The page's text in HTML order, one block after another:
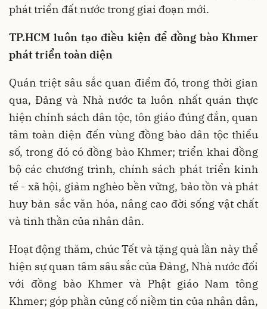
phát triển đất nước trong giai đoạn mới.
TP.HCM luôn tạo điều kiện để đồng bào Khmer
phát triển toàn diện
Quán triệt sâu sắc quan điểm đó, trong thời gian
qua, Đảng và Nhà nước ta luôn nhất quán thực
hiện chính sách dân tộc, tôn giáo đúng đắn, quan
tâm toàn diện đến vùng đồng bào dân tộc thiểu
số, trong đó có đồng bào Khmer; triển khai đồng
bộ các chương trình, chính sách phát triển kinh
tế - xã hội, giảm nghèo bền vững, bảo tồn và phát
huy bản sắc văn hóa, nâng cao đời sống vật chất
và tinh thần của nhân dân.
Hoạt động thăm, chúc Tết và tặng quà lần này thể
hiện sự quan tâm sâu sắc của Đảng, Nhà nước đối
với đồng bào Khmer và Phật giáo Nam tông
Khmer; góp phần củng cố niềm tin của nhân dân,